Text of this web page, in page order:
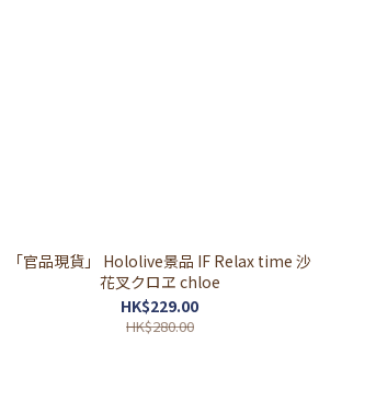
「官品現貨」 Hololive景品 IF Relax time 沙
花叉クロヱ chloe
HK$229.00
HK$280.00